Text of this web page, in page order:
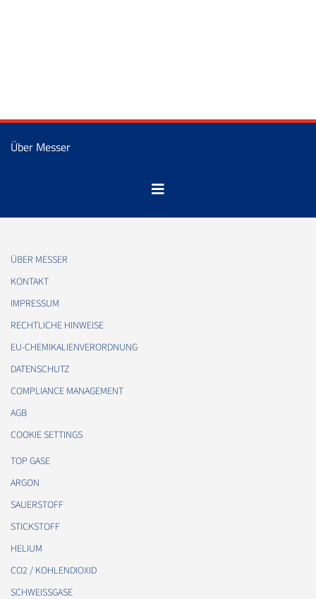
Über Messer
ÜBER MESSER
KONTAKT
IMPRESSUM
RECHTLICHE HINWEISE
EU-CHEMIKALIENVERORDNUNG
DATENSCHUTZ
COMPLIANCE MANAGEMENT
AGB
COOKIE SETTINGS
TOP GASE
ARGON
SAUERSTOFF
STICKSTOFF
HELIUM
CO2 / KOHLENDIOXID
SCHWEISSGASE